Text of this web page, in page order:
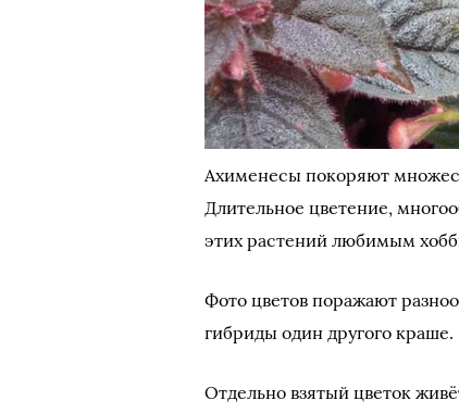
Ахименесы покоряют
Длительное цветение,
этих растений любимым
Фото цветов поражают
гибриды один другого краше.
Отдельно взятый цветок